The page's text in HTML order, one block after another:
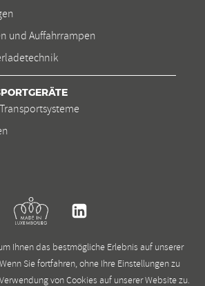
und Auffahrrampen
Kremer
Ihnen das bestmögliche Erlebnis auf unserer
Sie fortfahren, ohne Ihre Einstellungen zu
von Cookies auf unserer Website zu.